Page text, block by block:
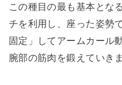
この種目の最も基本とな
チを利用し、座った姿勢
固定」してアームカール
腕部の筋肉を鍛えていきま